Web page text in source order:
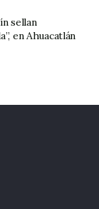
sellan
en Ahuacatlán